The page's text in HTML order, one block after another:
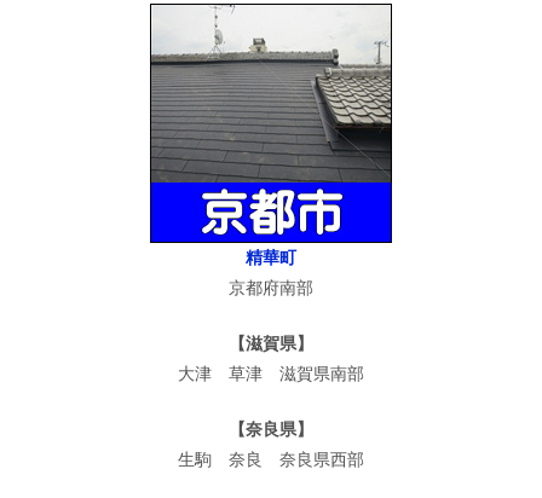
精華町
京都府南部
【滋賀県】
大津 草津 滋賀県南部
【奈良県】
生駒 奈良 奈良県西部